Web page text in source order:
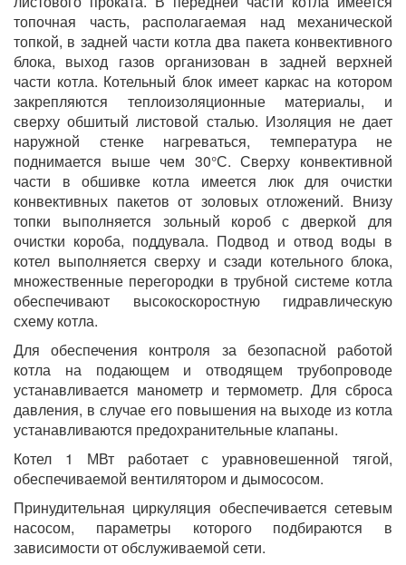
топочная часть, располагаемая над механической
топкой, в задней части котла два пакета конвективного
блока, выход газов организован в задней верхней
части котла. Котельный блок имеет каркас на котором
закрепляются теплоизоляционные материалы, и
сверху обшитый листовой сталью. Изоляция не дает
наружной стенке нагреваться, температура не
поднимается выше чем 30°С. Сверху конвективной
части в обшивке котла имеется люк для очистки
конвективных пакетов от золовых отложений. Внизу
топки выполняется зольный короб с дверкой для
очистки короба, поддувала. Подвод и отвод воды в
котел выполняется сверху и сзади котельного блока,
множественные перегородки в трубной системе котла
обеспечивают высокоскоростную гидравлическую
схему котла.
Для обеспечения контроля за безопасной работой
котла на подающем и отводящем трубопроводе
устанавливается манометр и термометр. Для сброса
давления, в случае его повышения на выходе из котла
устанавливаются предохранительные клапаны.
Котел 1 МВт работает с уравновешенной тягой,
обеспечиваемой вентилятором и дымососом.
Принудительная циркуляция обеспечивается сетевым
насосом, параметры которого подбираются в
зависимости от обслуживаемой сети.